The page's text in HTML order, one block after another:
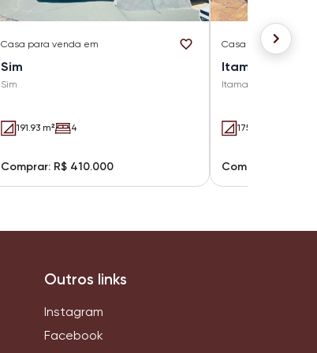
Casa para venda em
Sim
Sim
191.93 m² 4
Comprar: R$ 410.000
Casa para venda
Itamaraty
Itamaraty
175 m²
Comprar: R$
Outros links
Instagram
Facebook